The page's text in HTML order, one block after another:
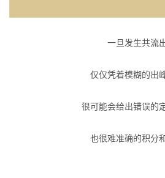
一旦发生共流
仅仅凭着模糊的出
很可能会给出错误的
也很难准确的积分